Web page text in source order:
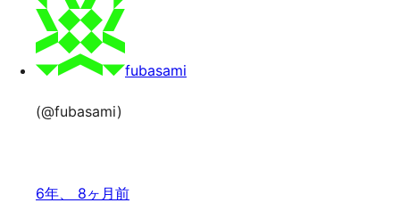
fubasami
(@fubasami)
6年、 8ヶ月前